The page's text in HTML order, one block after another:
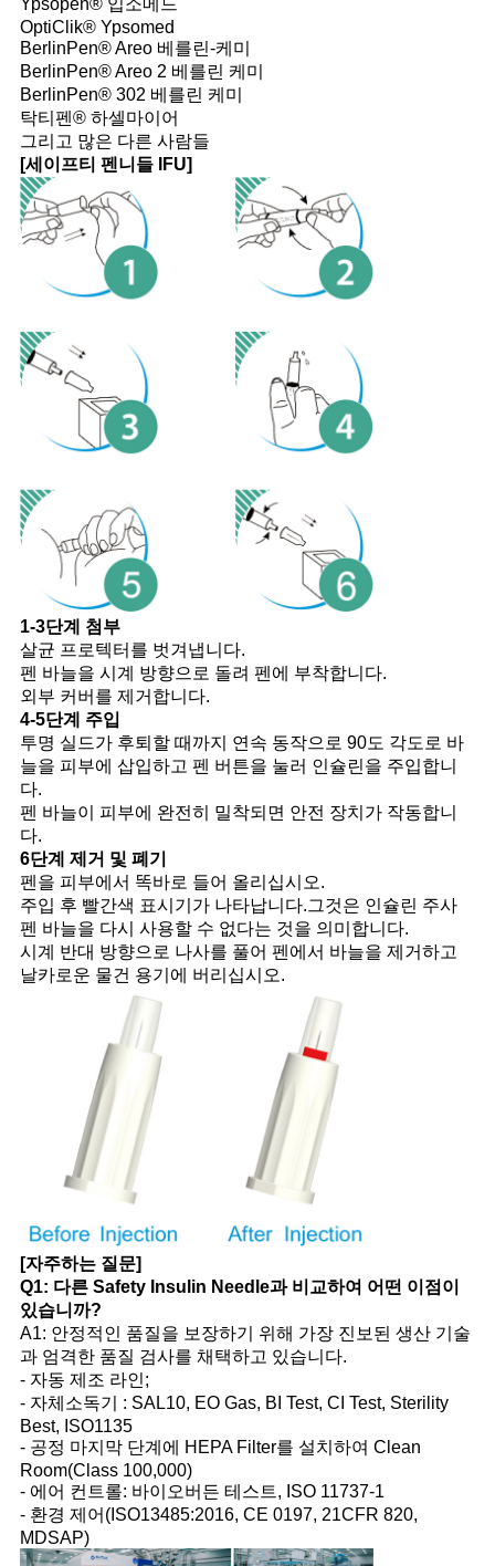
Ypsopen® 입소메드
OptiClik® Ypsomed
BerlinPen® Areo 베를린-케미
BerlinPen® Areo 2 베를린 케미
BerlinPen® 302 베를린 케미
탁티펜® 하셀마이어
그리고 많은 다른 사람들
[세이프티 펜니들 IFU]
1-3단계 첨부
살균 프로텍터를 벗겨냅니다.
펜 바늘을 시계 방향으로 돌려 펜에 부착합니다.
외부 커버를 제거합니다.
4-5단계 주입
투명 실드가 후퇴할 때까지 연속 동작으로 90도 각도로 바
늘을 피부에 삽입하고 펜 버튼을 눌러 인슐린을 주입합니
다.
펜 바늘이 피부에 완전히 밀착되면 안전 장치가 작동합니
다.
6단계 제거 및 폐기
펜을 피부에서 똑바로 들어 올리십시오.
주입 후 빨간색 표시기가 나타납니다.그것은 인슐린 주사
펜 바늘을 다시 사용할 수 없다는 것을 의미합니다.
시계 반대 방향으로 나사를 풀어 펜에서 바늘을 제거하고
날카로운 물건 용기에 버리십시오.
[자주하는 질문]
Q1: 다른 Safety Insulin Needle과 비교하여 어떤 이점이
있습니까?
A1: 안정적인 품질을 보장하기 위해 가장 진보된 생산 기술
과 엄격한 품질 검사를 채택하고 있습니다.
- 자동 제조 라인;
- 자체소독기 : SAL10, EO Gas, BI Test, CI Test, Sterility
Best, ISO1135
- 공정 마지막 단계에 HEPA Filter를 설치하여 Clean
Room(Class 100,000)
- 에어 컨트롤: 바이오버든 테스트, ISO 11737-1
- 환경 제어(ISO13485:2016, CE 0197, 21CFR 820,
MDSAP)